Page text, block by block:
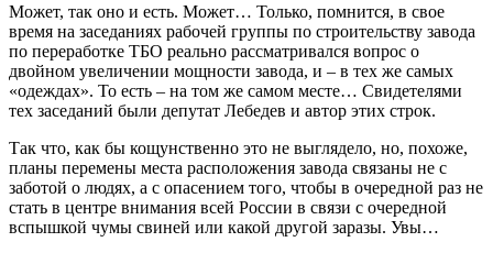
Может, так оно и есть. Может… Только, помнится, в свое
время на заседаниях рабочей группы по строительству завода
по переработке ТБО реально рассматривался вопрос о
двойном увеличении мощности завода, и – в тех же самых
«одеждах». То есть – на том же самом месте… Свидетелями
тех заседаний были депутат Лебедев и автор этих строк.
Так что, как бы кощунственно это не выглядело, но, похоже,
планы перемены места расположения завода связаны не с
заботой о людях, а с опасением того, чтобы в очередной раз не
стать в центре внимания всей России в связи с очередной
вспышкой чумы свиней или какой другой заразы. Увы…